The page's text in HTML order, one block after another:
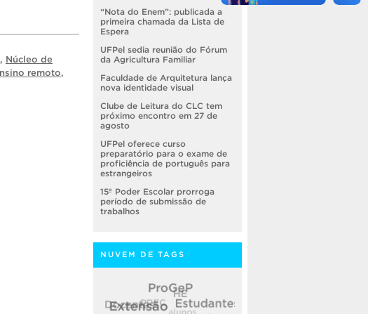
, Núcleo de
remoto,
“Nota do Enem”: publicada a
primeira chamada da Lista de
Espera
UFPel sedia reunião do Fórum
da Agricultura Familiar
Faculdade de Arquitetura lança
nova identidade visual
Clube de Leitura do CLC tem
próximo encontro em 27 de
agosto
UFPel oferece curso
preparatório para o exame de
proficiência de português para
estrangeiros
15º Poder Escolar prorroga
período de submissão de
trabalhos
NUVEM DE TAGS